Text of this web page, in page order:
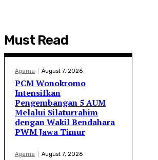
Must Read
Agama August 7, 2026
PCM Wonokromo
Intensifkan
Pengembangan 5 AUM
Melalui Silaturrahim
dengan Wakil Bendahara
PWM Jawa Timur
Agama August 7, 2026